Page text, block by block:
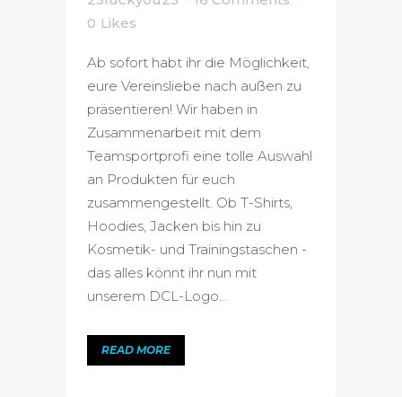
0 Likes
Ab sofort habt ihr die Möglichkeit,
eure Vereinsliebe nach außen zu
präsentieren! Wir haben in
Zusammenarbeit mit dem
Teamsportprofi eine tolle Auswahl
an Produkten für euch
zusammengestellt. Ob T-Shirts,
Hoodies, Jacken bis hin zu
Kosmetik- und Trainingstaschen -
das alles könnt ihr nun mit
unserem DCL-Logo...
READ MORE